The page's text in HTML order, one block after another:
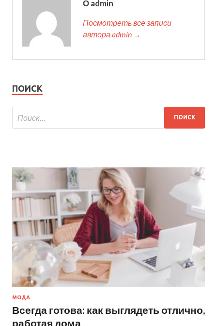
О admin
Посмотреть все записи
автора admin →
ПОИСК
МОДА
Всегда готова: как выглядеть отлично,
работая дома